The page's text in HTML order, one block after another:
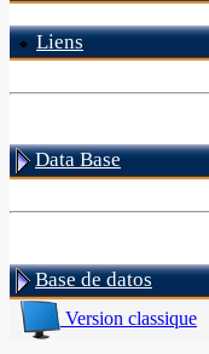
Liens
Data Base
Base de datos
Version classique